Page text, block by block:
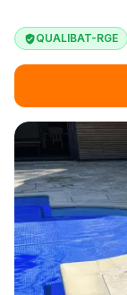
QUALIBAT-RGE